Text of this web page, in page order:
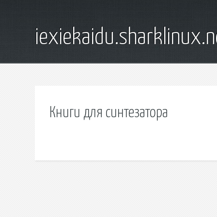
Книги для синтезатора